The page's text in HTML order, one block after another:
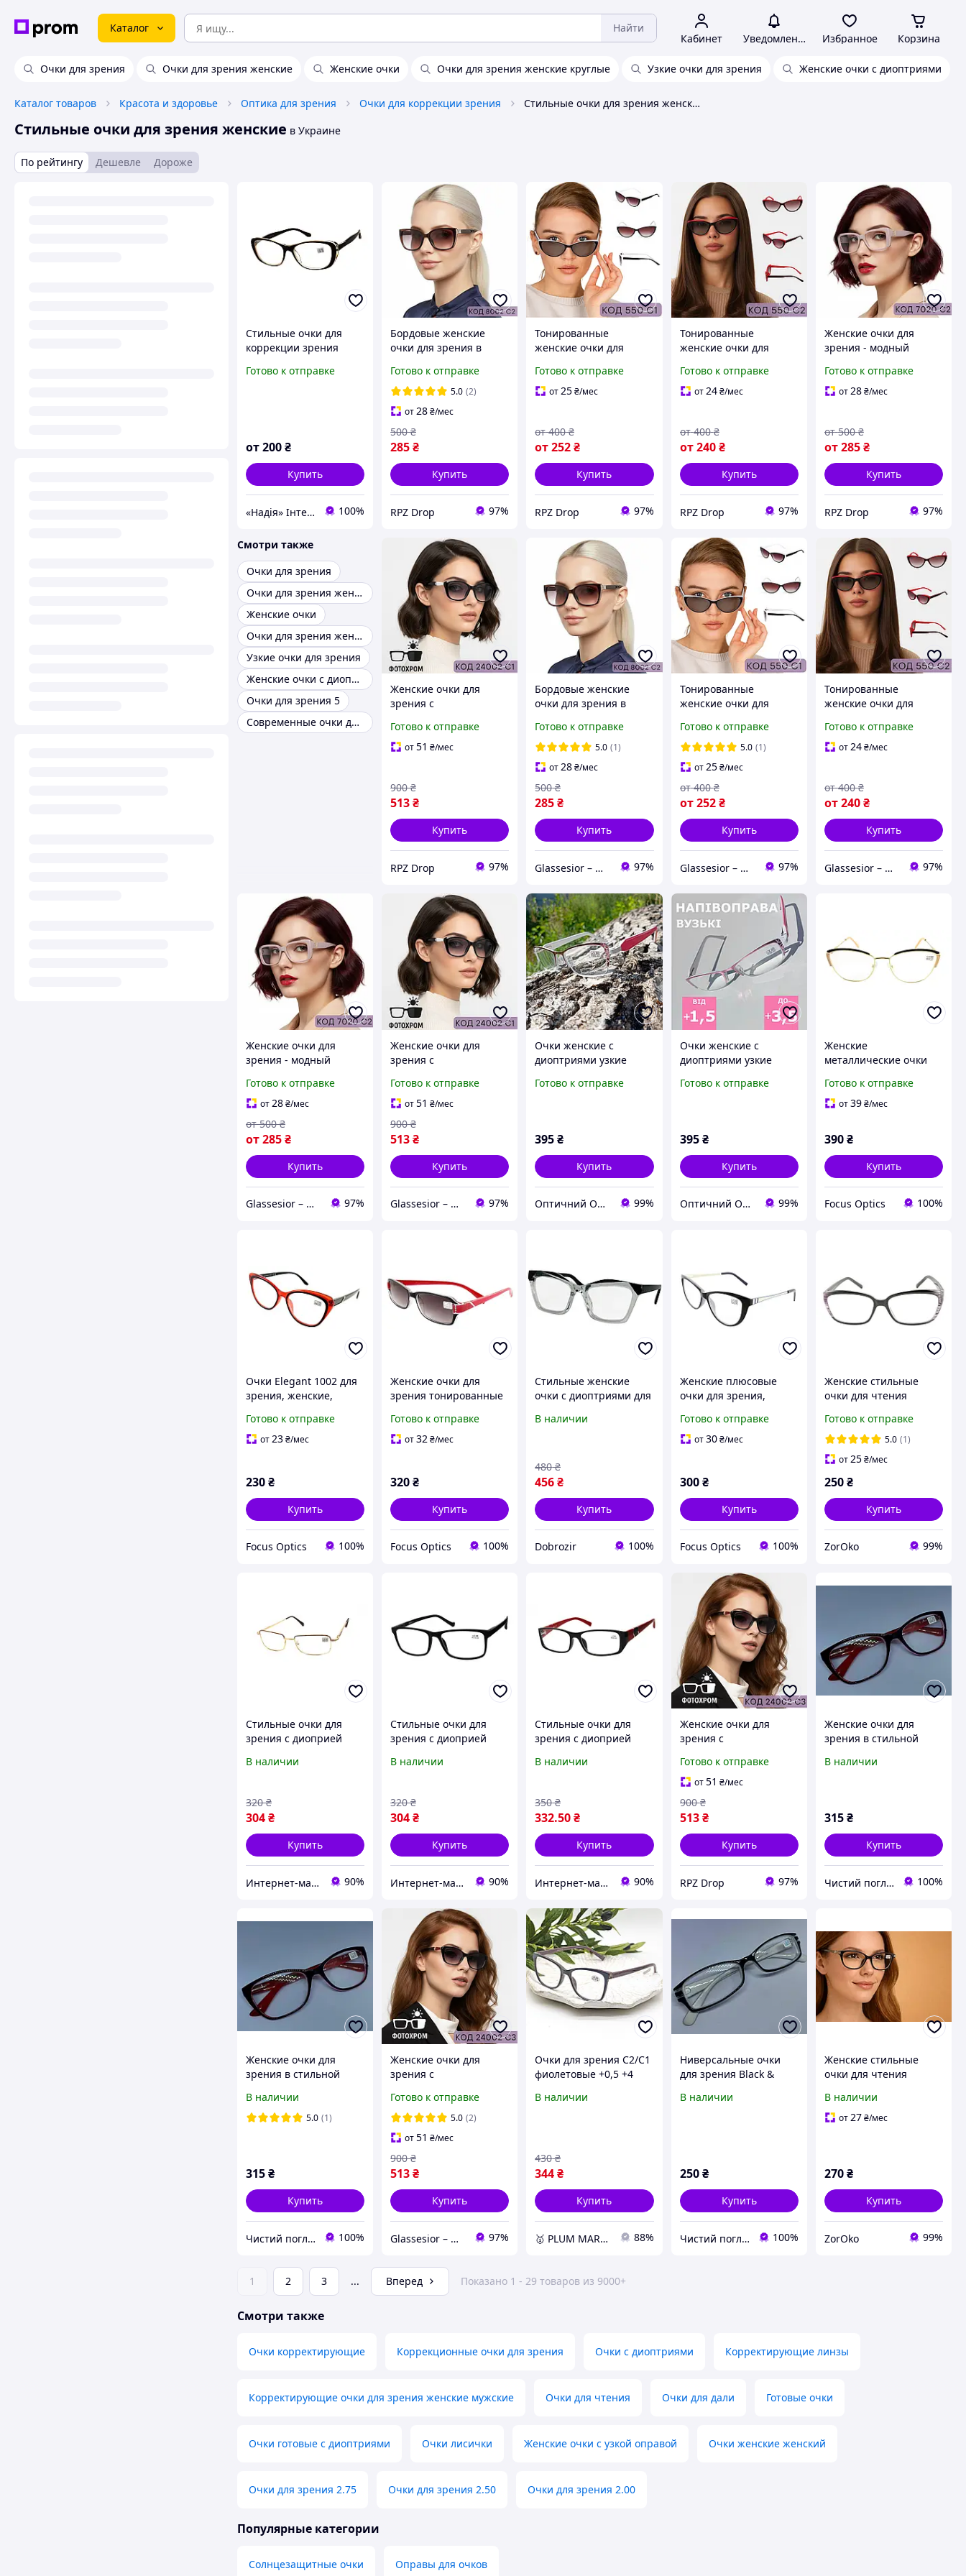
Каталог Найти
Кабинет Уведомления Избранное Корзина
Очки для зрения Очки для зрения женские Женские очки Очки для зрения женские круглые Узкие очки для зрения Женские очки с диоптриями
Каталог товаров Красота и здоровье Оптика для зрения Очки для коррекции зрения Стильные очки для зрения женские
Стильные очки для зрения женские в Украине
По рейтингу Дешевле Дороже
Стильные очки для
коррекции зрения
Готово к отправке
от200₴
Купить
«Надія» Інтернет-Магазин 100%
Бордовые женские
очки для зрения в
оправе: практичность
и красота. Код 8002 С2
тон +0.75
Готово к отправке
5.0 (2)
от28₴/мес
285₴
500 ₴
Купить
RPZ Drop 97%
Тонированные
женские очки для
минусах, чёрно-белые
оправа, стильные и
Готово к отправке
от25₴/мес
от252₴
от 400 ₴
Купить
RPZ Drop 97%
Тонированные
женские очки для
минусах, чёрно-
красная оправа,
Готово к отправке
от24 ₴/мес
от 240 ₴
от 400 ₴
Купить
RPZ Drop 97%
Женские очки для
зрения - модный
стильного образа. Код
7020 С2 +0.5
Готово к отправке
от28₴/мес
от285₴
от 500 ₴
Купить
RPZ Drop 97%
Смотри также
Очки для зрения
Очки для зрения женские
Женские очки
Очки для зрения женские круглые
Узкие очки для зрения
Женские очки с диоптриями
Очки для зрения 5
Современные очки для зрения женские
Женские очки для
зрения с
линзами стильный
черный пластик. Код
Готово к отправке
от51 ₴/мес
513₴
900 ₴
Купить
RPZ Drop 97%
Бордовые женские
очки для зрения в
оправе: практичность
и красота. Код 8002 С2
тон +0.75
Готово к отправке
5.0 (1)
от28₴/мес
285₴
500 ₴
Купить
Glassesior – Магазин оптики 97%
Тонированные
женские очки для
минусах, чёрно-белые
оправа, стильные и
удобные. Код 550
Готово к отправке
5.0 (1)
от25 ₴/мес
от 252 ₴
от 400 ₴
Купить
Glassesior – Магазин оптики 97%
Тонированные
женские очки для
минусах, чёрно-
красная оправа,
Готово к отправке
от24₴/мес
от240₴
от 400 ₴
Купить
Glassesior – Магазин оптики 97%
Женские очки для
зрения - модный
стильного образа. Код
7020 С2 +0.5
Готово к отправке
от 28₴/мес
от285₴
от 500 ₴
Купить
Glassesior – Магазин оптики 97%
Женские очки для
зрения с
линзами стильный
черный пластик. Код
Готово к отправке
от51 ₴/мес
513₴
900 ₴
Купить
Glassesior – Магазин оптики 97%
Очки женские с
диоптриями узкие
зрения с полимерной
Готово к отправке
395₴
Купить
Оптичний Оазис 99%
Очки женские с
диоптриями узкие
зрения с полимерной
Готово к отправке
395 ₴
Купить
Оптичний Оазис 99%
Женские
металлические очки
зрения плюса
стильный дизайн
Готово к отправке
от39₴/мес
390₴
Купить
Focus Optics 100%
Очки Elegant 1002 для
зрения, женские,
модель, стильные,
удобные и практичные
Готово к отправке
от23₴/мес
230₴
Купить
Focus Optics 100%
Женские очки для
зрения тонированные
коррекция зрения и
стильный вид
Готово к отправке
от32₴/мес
320₴
Купить
Focus Optics 100%
Стильные женские
очки с диоптриями для
плюс)
В наличии
456₴
480 ₴
Купить
Dobrozir 100%
Женские плюсовые
очки для зрения,
оправа, стильно и
современно
Готово к отправке
от30 ₴/мес
300 ₴
Купить
Focus Optics 100%
Женские стильные
очки для чтения
Готово к отправке
5.0 (1)
от25₴/мес
250₴
Купить
ZorOko 99%
Стильные очки для
зрения с диоприей
В наличии
304₴
320 ₴
Купить
Интернет-магазин Счастливый Клуб 90%
Стильные очки для
зрения с диоприей
В наличии
304₴
320 ₴
Купить
Интернет-магазин Счастливый Клуб 90%
Стильные очки для
зрения с диоприей
В наличии
332.50₴
350 ₴
Купить
Интернет-магазин Счастливый Клуб 90%
Женские очки для
зрения с
линзами стильный
чёрно-красный
пластик. Код 24002 С3
Готово к отправке
от51 ₴/мес
513 ₴
900 ₴
Купить
RPZ Drop 97%
Женские очки для
зрения в стильной
+1.5
В наличии
315₴
Купить
Чистий погляд 100%
Женские очки для
зрения в стильной
В наличии
5.0 (1)
315₴
Купить
Чистий погляд 100%
Женские очки для
зрения с
линзами стильный
чёрно-красный
пластик. Код 24002 С3
Готово к отправке
5.0 (2)
от51 ₴/мес
513₴
900 ₴
Купить
Glassesior – Магазин оптики 97%
Очки для зрения C2/C1
фиолетовые +0,5 +4
оправа,
В наличии
344₴
430 ₴
Купить
🥇 PLUM MARKET 88%
Ниверсальные очки
для зрения Black &
Легкие и стильные
В наличии
250 ₴
Купить
Чистий погляд 100%
Женские стильные
очки для чтения
В наличии
от27₴/мес
270₴
Купить
ZorOko 99%
1 2 3 ... Вперед Показано 1 - 29 товаров из 9000+
Смотри также
Очки корректирующие Коррекционные очки для зрения Очки с диоптриями Корректирующие линзы
Корректирующие очки для зрения женские мужские Очки для чтения Очки для дали Готовые очки
Очки готовые с диоптриями Очки лисички Женские очки с узкой оправой Очки женские женский
Очки для зрения 2.75 Очки для зрения 2.50 Очки для зрения 2.00
Популярные категории
Солнцезащитные очки Оправы для очков